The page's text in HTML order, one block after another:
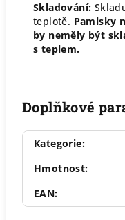
Skladování:
teplotě. Pamlsky
by neměly být
s teplem.
Doplňkové
Kategorie:
Hmotnost:
EAN: